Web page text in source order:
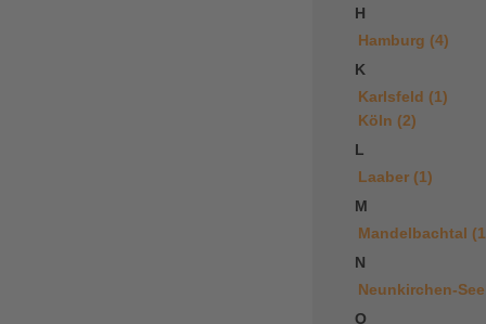
H
Hamburg (4)
K
Karlsfeld (1)
Köln (2)
L
Laaber (1)
M
Mandelbachtal
N
Neunkirchen-
O